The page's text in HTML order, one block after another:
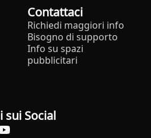
Contattaci
Richiedi maggiori info
Bisogno di supporto
Info su spazi
pubblicitari
sui Social